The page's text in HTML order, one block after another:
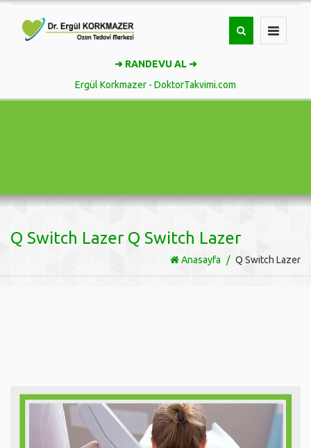
Toggle
navigation
➜ RANDEVU AL ➜
Ergül Korkmazer - DoktorTakvimi.com
Q Switch Lazer Q Switch Lazer
Anasayfa Q Switch Lazer